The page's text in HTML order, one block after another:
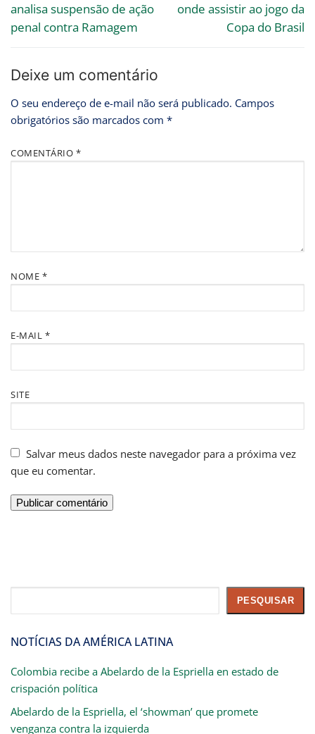
analisa suspensão de ação
penal contra Ramagem
onde assistir ao jogo da
Copa do Brasil
Deixe um comentário
O seu endereço de e-mail não será publicado. Campos
obrigatórios são marcados com *
COMENTÁRIO *
NOME *
E-MAIL *
SITE
Salvar meus dados neste navegador para a próxima vez
que eu comentar.
PESQUISAR
NOTÍCIAS DA AMÉRICA LATINA
Colombia recibe a Abelardo de la Espriella en estado de
crispación política
Abelardo de la Espriella, el ‘showman’ que promete
venganza contra la izquierda